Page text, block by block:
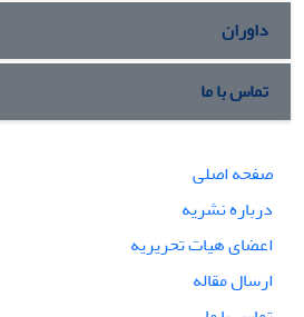
داوران
تماس با ما
صفحه اصلی
درباره نشریه
اعضای هیات تحریریه
ارسال مقاله